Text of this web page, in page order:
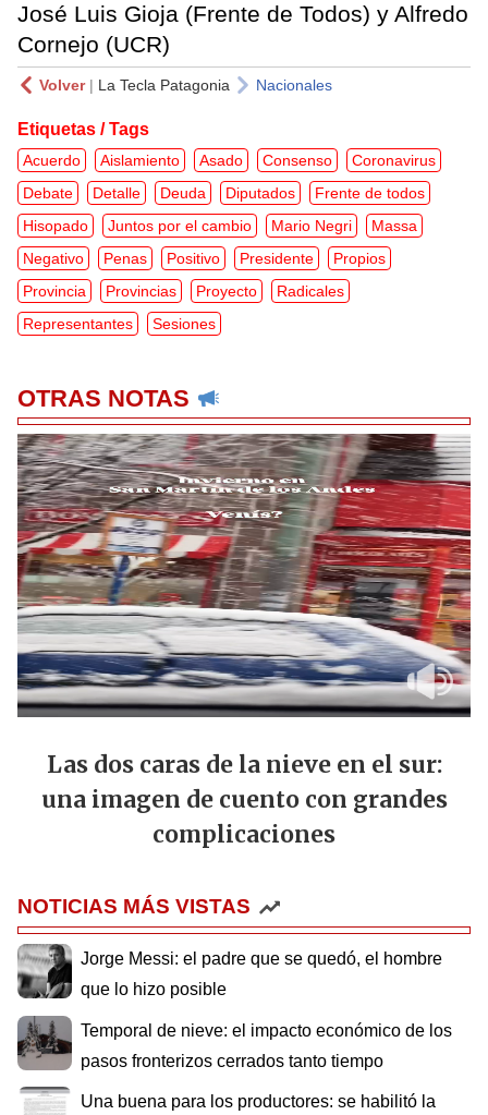
José Luis Gioja (Frente de Todos) y Alfredo
Cornejo (UCR)
Volver| La Tecla Patagonia Nacionales
Etiquetas / Tags
Acuerdo Aislamiento Asado Consenso
Coronavirus
Debate
Detalle Deuda Diputados
Frente de todos
Hisopado
Juntos por el cambio Mario Negri
Massa
Negativo
Penas Positivo Presidente
Propios
Provincia
Provincias Proyecto
Radicales
Representantes
Sesiones
OTRAS NOTAS
Las dos caras de la nieve en el sur:
una imagen de cuento con grandes
complicaciones
NOTICIAS MÁS VISTAS
Jorge Messi: el padre que se quedó, el hombre
que lo hizo posible
Temporal de nieve: el impacto económico de los
pasos fronterizos cerrados tanto tiempo
Una buena para los productores: se habilitó la